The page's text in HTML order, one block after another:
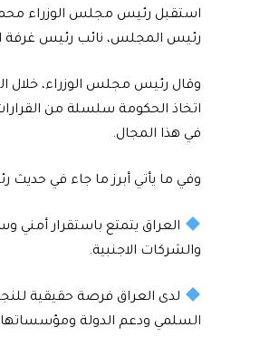
استقبل رئيس مجلس الوزراء محمد
رئيس المجلس، نائب رئيس غرفة
وقال رئيس مجلس الوزراء، خلال
اتخاذ الحكومة سلسلة من
في هذا المجال.
وفي ما يأتي أبرز ما جاء في حديث
العراق يتمتع باستقرار أمني
والشركات الاجنبية.
لدى العراق فرصة حقيقية
السلمي ودعم الدولة